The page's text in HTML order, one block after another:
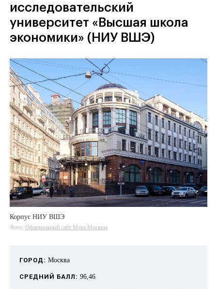
исследовательский
университет «Высшая школа
экономики» (НИУ ВШЭ)
Корпус НИУ ВШЭ
Фото: Официальный сайт Мэра Москвы
ГОРОД: Москва
СРЕДНИЙ БАЛЛ: 96,46